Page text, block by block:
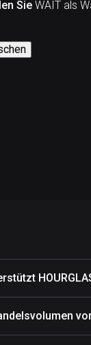
Sie WAIT als